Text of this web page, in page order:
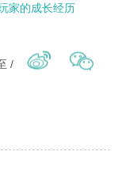
家的成长经历
/